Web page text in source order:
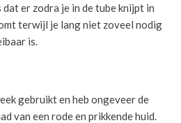
er zodra je in de tube knijpt in
terwijl je lang niet zoveel nodig
is.
gebruikt en heb ongeveer de
van een rode en prikkende huid.